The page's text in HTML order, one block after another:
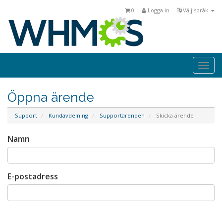
Välj språk
Logga in
0
Öppna ärende
Support Kundavdelning Supportärenden Skicka ärende
Namn
E-postadress